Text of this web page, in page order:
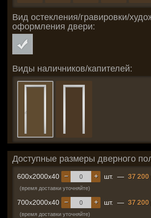
Вид остекления/гравировки/
оформления двери:
Виды наличников/капителей:
Доступные размеры дверного
600x2000x40 +
− шт. — 37 200
(время доставки уточняйте)
700x2000x40 +
− шт. — 37 200
(время доставки уточняйте)